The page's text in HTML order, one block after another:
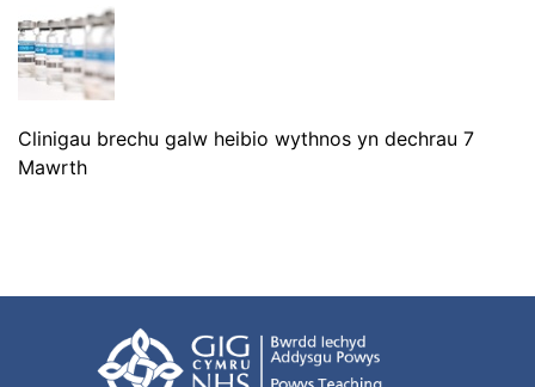
Clinigau brechu galw heibio wythnos yn dechrau 7
Mawrth